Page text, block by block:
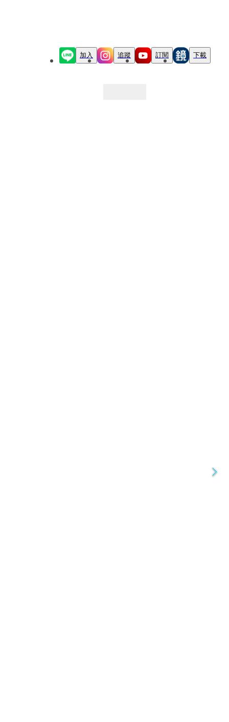
加入 追蹤 訂閱 下載